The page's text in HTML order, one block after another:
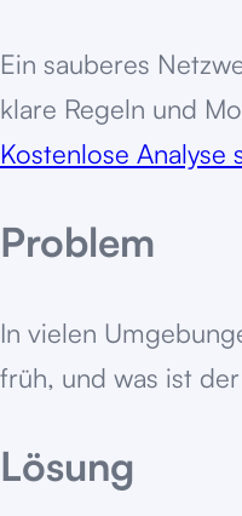
Ein sauberes
klare Regeln und
Kostenlose Analyse
Problem
In vielen
früh, und was ist
Lösung